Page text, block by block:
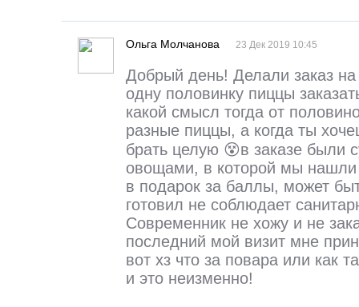
Ольга Молчанова 23 Дек 2019 10:45
Добрый день! Делали заказ на
одну половинку пиццы
какой смысл тогда от
разные пиццы, а когда ты
брать целую 😵в заказе были
овощами, в которой мы нашли
в подарок за баллы, может
готовил не соблюдает
Современник не хожу и не
последний мой визит мне
вот хз что за повара или как
и это неизменно!